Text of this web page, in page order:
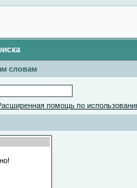
словам
помощь по